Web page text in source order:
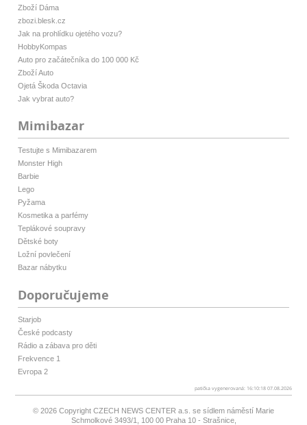
Zboží Dáma
zbozi.blesk.cz
Jak na prohlídku ojetého vozu?
HobbyKompas
Auto pro začátečníka do 100 000 Kč
Zboží Auto
Ojetá Škoda Octavia
Jak vybrat auto?
Mimibazar
Testujte s Mimibazarem
Monster High
Barbie
Lego
Pyžama
Kosmetika a parfémy
Teplákové soupravy
Dětské boty
Ložní povlečení
Bazar nábytku
Doporučujeme
Starjob
České podcasty
Rádio a zábava pro děti
Frekvence 1
Evropa 2
patička vygenerovaná: 16:10:18 07.08.2026
© 2026 Copyright CZECH NEWS CENTER a.s. se sídlem náměstí Marie
Schmolkové 3493/1, 100 00 Praha 10 - Strašnice,